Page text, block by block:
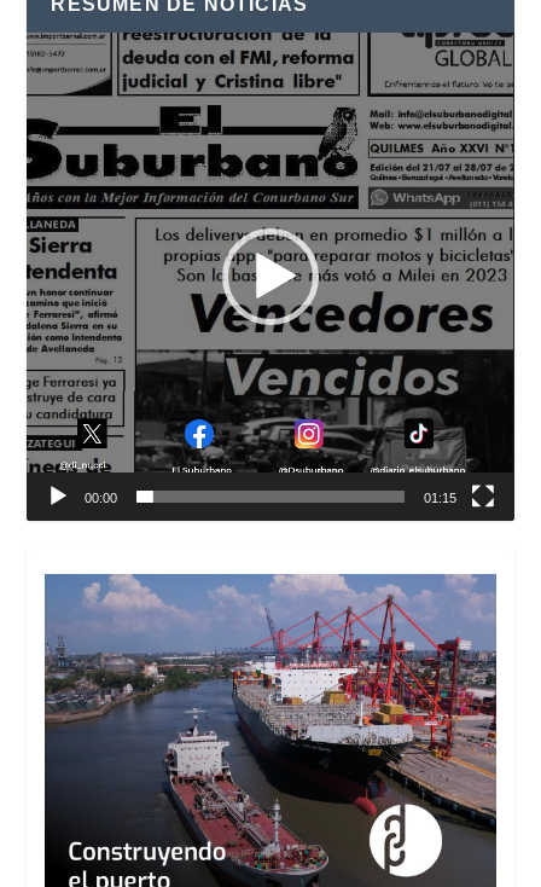
RESUMEN DE NOTICIAS
Reproductor
de
vídeo
00:00 01:15